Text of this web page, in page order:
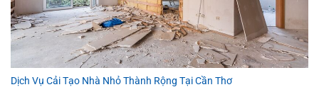
Dịch Vụ Cải Tạo Nhà Nhỏ Thành Rộng Tại Cần Thơ